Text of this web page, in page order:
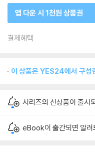
앱 다운 시 1천원 상품권
결제혜택
이 상품은 YES24에서 구성
시리즈의 신상품이 출시
eBook이 출간되면 알려